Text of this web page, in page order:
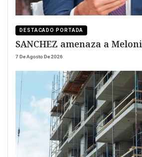
DESTACADO PORTADA
SANCHEZ amenaza a Meloni
7 De Agosto De 2026